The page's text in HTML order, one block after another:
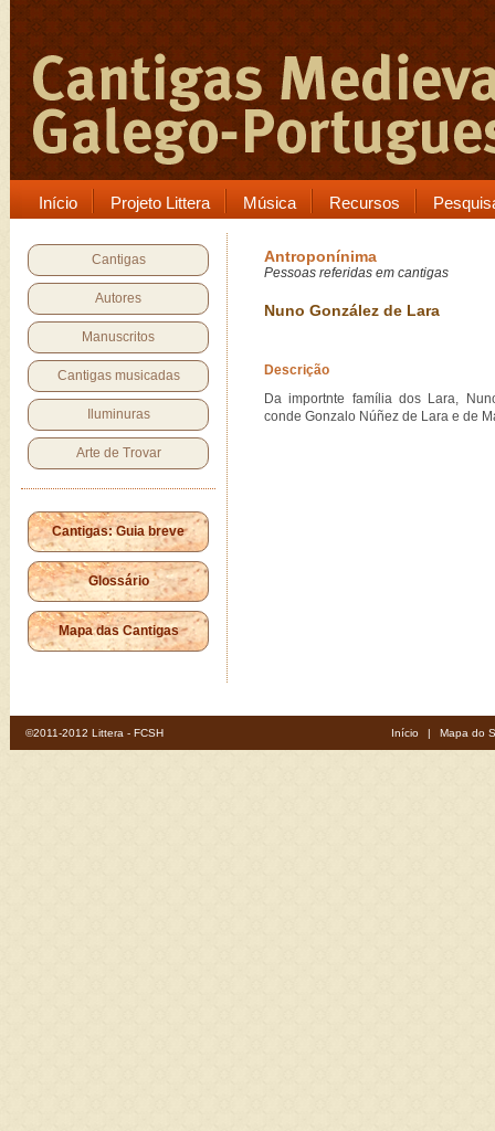
Início Projeto Littera Música Recursos
Cantigas
Autores
Manuscritos
Cantigas musicadas
Iluminuras
Arte de Trovar
Cantigas: Guia breve
Glossário
Mapa das Cantigas
Antroponínima
Pessoas referidas em cantigas
Nuno González de Lara
Descrição
Da importnte família dos Lara,
conde Gonzalo Núñez de Lara e de
©2011-2012 Littera - FCSH Início | Mapa do